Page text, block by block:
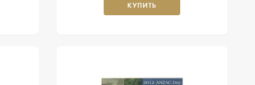
КУПИТЬ